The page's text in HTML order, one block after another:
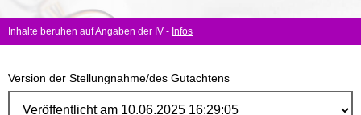
Inhalte beruhen auf Angaben der IV - Infos
Version der Stellungnahme/des Gutachtens